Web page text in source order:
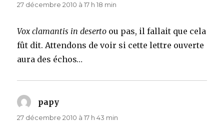
27 décembre 2010 à 17 h 18 min
Vox clamantis in deserto ou pas, il fallait que cela
fût dit. Attendons de voir si cette lettre ouverte
aura des échos…
papy
27 décembre 2010 à 17 h 43 min